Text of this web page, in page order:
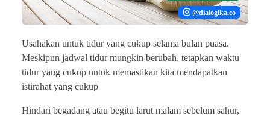
@dialogika.co
Usahakan untuk tidur yang cukup selama bulan puasa.
Meskipun jadwal tidur mungkin berubah, tetapkan waktu
tidur yang cukup untuk memastikan kita mendapatkan
istirahat yang cukup
Hindari begadang atau begitu larut malam sebelum sahur,